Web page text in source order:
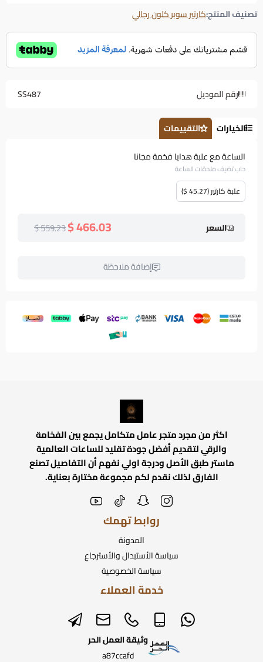
تصنيف المنتج:كارتير سوبر كلون رجالي
رقم الموديل SS487
الخيارات
التقييمات
الساعة مع علبة هدايا فخمة مجانا
حاب تضيف ملحقات الساعة
علبة كارتير (45.27 $)
السعر 466.03 $
559.23 $
إضافة ملاحظة
اكثر من مجرد متجر عامل متكامل يجمع بين الفخامة
والرقي لتقديم أفضل جودة تقليد للساعات العالمية
ماستر طبق الأصل ودرجة اولي نفهم أن التفاصيل تصنع
الفارق لذلك نقدم لكم مجموعة مختارة بعناية.
روابط تهمك
المدونة
سياسة الأستبدال والأسترجاع
سياسة الخصوصية
خدمة العملاء
وثيقة العمل الحر
a87ccafd